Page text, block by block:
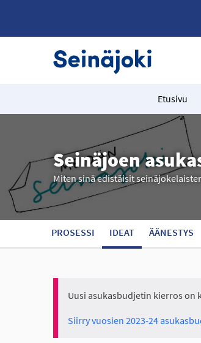
Etusivu
Seinäjoen
Miten sinä edistäisit
PROSESSI IDEAT ÄÄNESTYS
Uusi asukasbudjetin kierros on
Siirry vuosien 2023-24